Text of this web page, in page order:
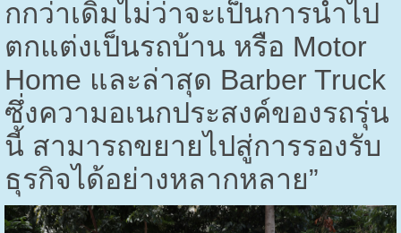
กกว่าเดิมไม่ว่าจะเป็นการนำไป
ตกแต่งเป็นรถบ้าน หรือ Motor
Home และล่าสุด Barber Truck
ซึ่งความอเนกประสงค์ของรถรุ่น
นี้ สามารถขยายไปสู่การรองรับ
ธุรกิจได้อย่างหลากหลาย”